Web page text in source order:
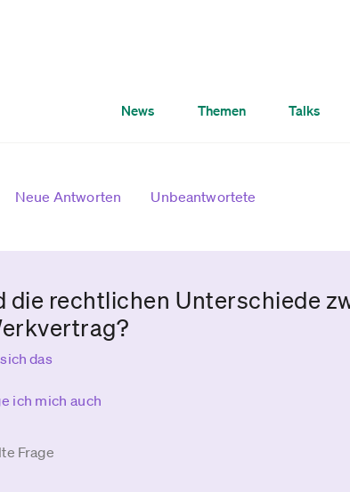
News Themen Talks
Neue Antworten Unbeantwortete
die rechtlichen Unterschiede
das
ich mich auch
Frage